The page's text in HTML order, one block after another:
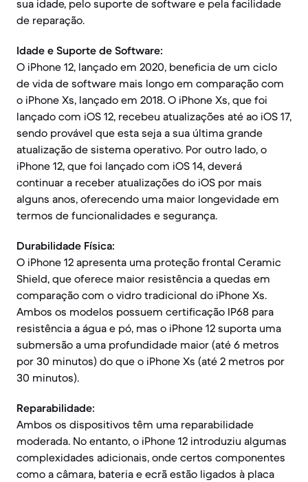
sua idade, pelo suporte de software e pela facilidade
de reparação.
Idade e Suporte de Software:
O iPhone 12, lançado em 2020, beneficia de um ciclo
de vida de software mais longo em comparação com
o iPhone Xs, lançado em 2018. O iPhone Xs, que foi
lançado com iOS 12, recebeu atualizações até ao iOS 17,
sendo provável que esta seja a sua última grande
atualização de sistema operativo. Por outro lado, o
iPhone 12, que foi lançado com iOS 14, deverá
continuar a receber atualizações do iOS por mais
alguns anos, oferecendo uma maior longevidade em
termos de funcionalidades e segurança.
Durabilidade Física:
O iPhone 12 apresenta uma proteção frontal Ceramic
Shield, que oferece maior resistência a quedas em
comparação com o vidro tradicional do iPhone Xs.
Ambos os modelos possuem certificação IP68 para
resistência a água e pó, mas o iPhone 12 suporta uma
submersão a uma profundidade maior (até 6 metros
por 30 minutos) do que o iPhone Xs (até 2 metros por
30 minutos).
Reparabilidade:
Ambos os dispositivos têm uma reparabilidade
moderada. No entanto, o iPhone 12 introduziu algumas
complexidades adicionais, onde certos componentes
como a câmara, bateria e ecrã estão ligados à placa